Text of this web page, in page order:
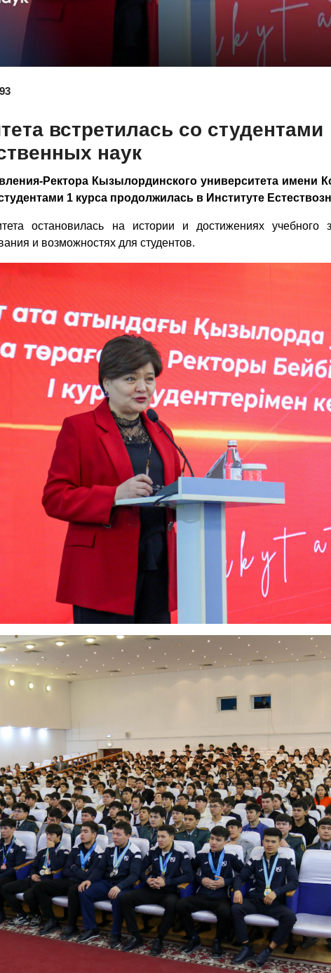
встретилась со студентами
наук
Ректора Кызылординского университета имени
1 курса продолжилась в Институте
остановилась на истории и достижениях учебного
и возможностях для студентов.